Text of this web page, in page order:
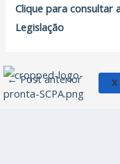
Agenda
Contato
X
Clique para consultar
Legislação
←Post anterior